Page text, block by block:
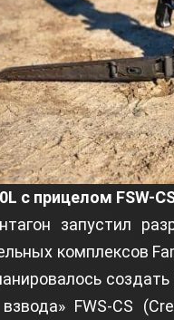
с прицелом FSW-
запустил
комплексов
FWS-CS